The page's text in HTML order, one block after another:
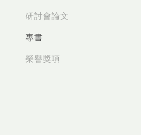
研討會論文
專書
榮譽獎項